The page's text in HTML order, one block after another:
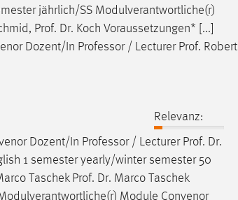
jährlich/SS Modulverantwortliche(r)
Prof. Dr. Koch Voraussetzungen* [...]
Dozent/In Professor/ Lecturer Prof. Robert
Relevanz:
Dozent/In Professor/ Lecturer Prof. Dr.
1 semester yearly/winter semester 50
Taschek Prof. Dr. Marco Taschek
Module Convenor